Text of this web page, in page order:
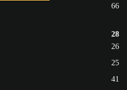
66
28
26
25
41